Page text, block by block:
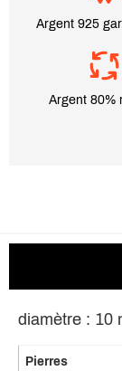
Argent 925
Argent 80%
diamètre : 10
Pierres